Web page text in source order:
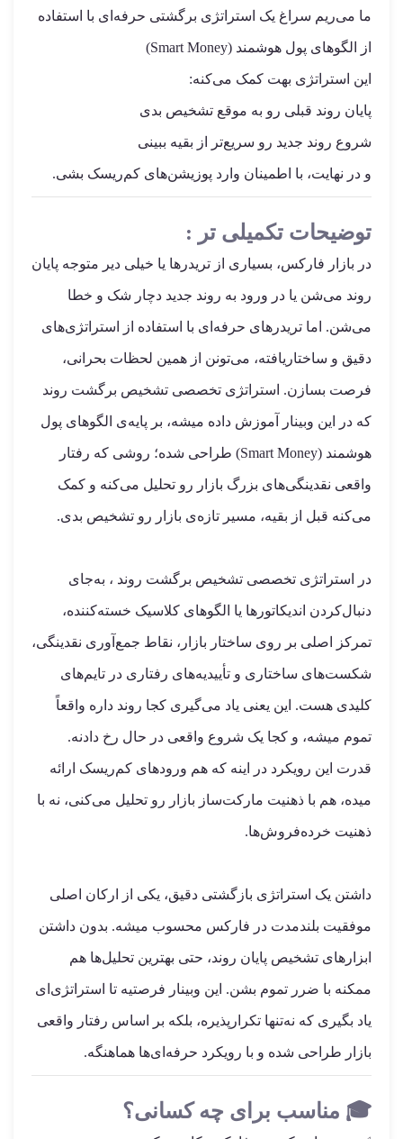
ما می‌ریم سراغ یک استراتژی برگشتی حرفه‌ای با استفاده
از الگوهای پول هوشمند (Smart Money)
این استراتژی بهت کمک می‌کنه:
پایان روند قبلی رو به موقع تشخیص بدی
شروع روند جدید رو سریع‌تر از بقیه ببینی
و در نهایت، با اطمینان وارد پوزیشن‌های کم‌ریسک بشی.
توضیحات تکمیلی تر :
در بازار فارکس، بسیاری از تریدرها یا خیلی دیر متوجه پایان
روند می‌شن یا در ورود به روند جدید دچار شک و خطا
می‌شن. اما تریدرهای حرفه‌ای با استفاده از استراتژی‌های
دقیق و ساختاریافته، می‌تونن از همین لحظات بحرانی،
فرصت بسازن. استراتژی تخصصی تشخیص برگشت روند
که در این وبینار آموزش داده میشه، بر پایه‌ی الگوهای پول
هوشمند (Smart Money) طراحی شده؛ روشی که رفتار
واقعی نقدینگی‌های بزرگ بازار رو تحلیل می‌کنه و کمک
می‌کنه قبل از بقیه، مسیر تازه‌ی بازار رو تشخیص بدی.
در استراتژی تخصصی تشخیص برگشت روند ، به‌جای
دنبال‌کردن اندیکاتورها یا الگوهای کلاسیک خسته‌کننده،
تمرکز اصلی بر روی ساختار بازار، نقاط جمع‌آوری نقدینگی،
شکست‌های ساختاری و تأییدیه‌های رفتاری در تایم‌های
کلیدی هست. این یعنی یاد می‌گیری کجا روند داره واقعاً
تموم میشه، و کجا یک شروع واقعی در حال رخ دادنه.
قدرت این رویکرد در اینه که هم ورودهای کم‌ریسک ارائه
میده، هم با ذهنیت مارکت‌ساز بازار رو تحلیل می‌کنی، نه با
ذهنیت خرده‌فروش‌ها.
داشتن یک استراتژی بازگشتی دقیق، یکی از ارکان اصلی
موفقیت بلندمدت در فارکس محسوب میشه. بدون داشتن
ابزارهای تشخیص پایان روند، حتی بهترین تحلیل‌ها هم
ممکنه با ضرر تموم بشن. این وبینار فرصتیه تا استراتژی‌ای
یاد بگیری که نه‌تنها تکرارپذیره، بلکه بر اساس رفتار واقعی
بازار طراحی شده و با رویکرد حرفه‌ای‌ها هماهنگه.
🎓 مناسب برای چه کسانی؟